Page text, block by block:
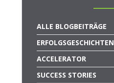
ALLE BLOGBEITRÄGE
ERFOLGSGESCHICHTEN
ACCELERATOR
SUCCESS STORIES